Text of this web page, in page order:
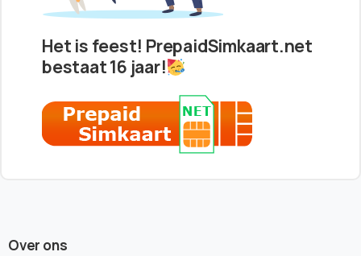
Het is feest! PrepaidSimkaart.net
bestaat 16 jaar!
Over ons